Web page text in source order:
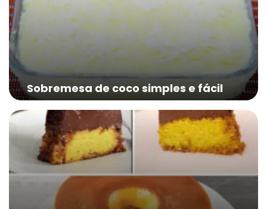
Sobremesa de coco simples e fácil